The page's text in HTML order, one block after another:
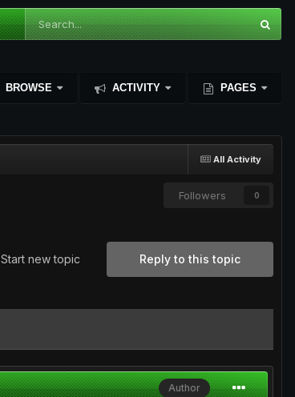
BROWSE ACTIVITY PAGES
All Activity
Followers 0
Reply to this topic
Start new topic
Author